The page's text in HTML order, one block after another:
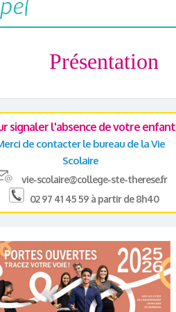
Présentation
signaler l'absence de votre enfant
de contacter le bureau de la Vie
Scolaire
vie-scolaire@college-ste-therese.fr
02 97 41 45 59 à partir de 8h40